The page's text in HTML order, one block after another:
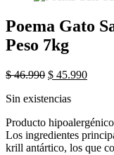
Poema Gato
Peso 7kg
$46.990 El
original
$ 46.990.
$ 45.990El
$
Sin existencias
Producto
Los ingredientes
krill antártico, los que